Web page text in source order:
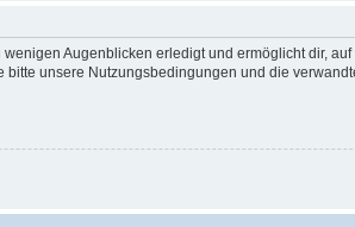
Augenblicken erledigt und ermöglicht dir,
unsere Nutzungsbedingungen und die